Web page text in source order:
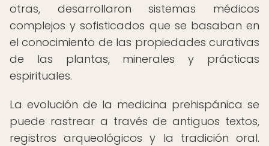
otras, desarrollaron sistemas médicos
complejos y sofisticados que se basaban en
el conocimiento de las propiedades curativas
de las plantas, minerales y prácticas
espirituales.
La evolución de la medicina prehispánica se
puede rastrear a través de antiguos textos,
registros arqueológicos y la tradición oral.